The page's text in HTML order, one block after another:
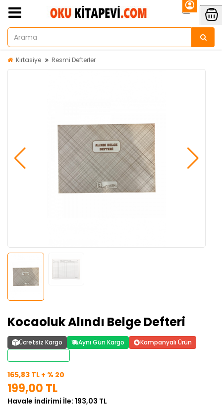
Kırtasiye Resmi Defterler
Kocaoluk Alındı Belge Defteri
Ücretsiz Kargo Aynı Gün Kargo
Kampanyalı Ürün
165,83 TL + % 20
199,00 TL
Havale İndirimi İle: 193,03 TL